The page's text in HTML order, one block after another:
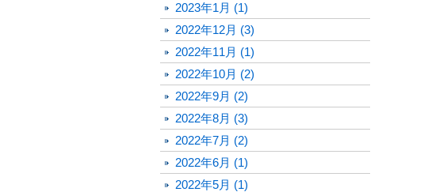
2023年1月 (1)
2022年12月 (3)
2022年11月 (1)
2022年10月 (2)
2022年9月 (2)
2022年8月 (3)
2022年7月 (2)
2022年6月 (1)
2022年5月 (1)